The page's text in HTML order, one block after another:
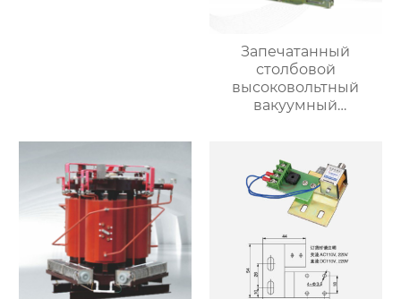
Запечатанный
столбовой
высоковольтный
вакуумный
помещений VDG-12